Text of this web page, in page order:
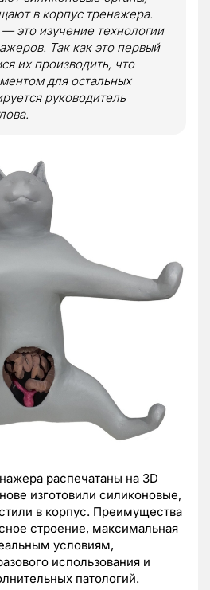
в корпус тренажера.
это изучение технологии
Так как это первый
их производить, что
для остальных
руководитель
распечатаны на 3D
изготовили силиконовые,
в корпус. Преимущества
строение, максимальная
условиям,
использования и
патологий.